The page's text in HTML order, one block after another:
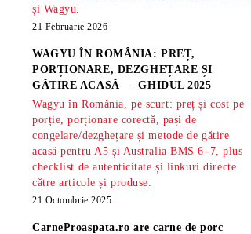
și Wagyu.
21 Februarie 2026
WAGYU ÎN ROMÂNIA: PREȚ,
PORȚIONARE, DEZGHEȚARE ȘI
GĂTIRE ACASĂ — GHIDUL 2025
Wagyu în România, pe scurt: preț și cost pe
porție, porționare corectă, pași de
congelare/dezghețare și metode de gătire
acasă pentru A5 și Australia BMS 6–7, plus
checklist de autenticitate și linkuri directe
către articole și produse.
21 Octombrie 2025
CarneProaspata.ro arecarne de porc